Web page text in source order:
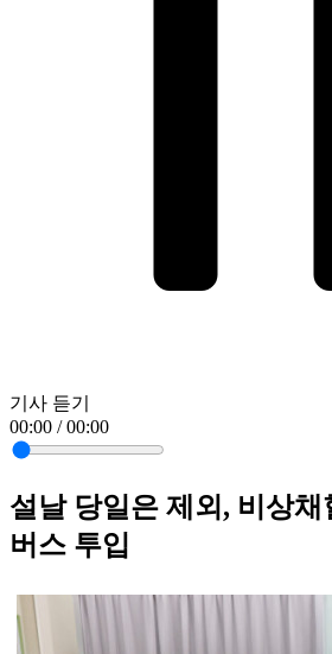
기사 듣기
00:00 / 00:00
설날 당일은 제외, 비상채
버스 투입